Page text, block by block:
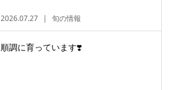
2026.07.27 旬の情報
順調に育っています❣️